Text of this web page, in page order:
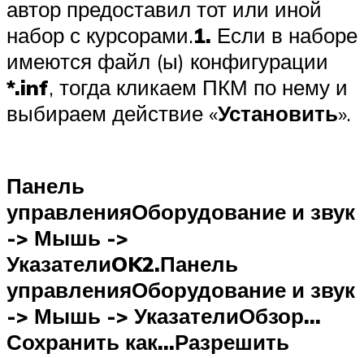
автор предоставил тот или иной
набор с курсорами.1. Если в наборе
имеются файл (ы) конфигурации
*.inf, тогда кликаем ПКМ по нему и
выбираем действие «Установить».
Панель
управленияОборудование и звук
-> Мышь ->
УказателиOK2.Панель
управленияОборудование и звук
-> Мышь -> УказателиОбзор…
Сохранить как…Разрешить